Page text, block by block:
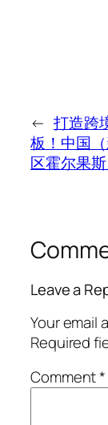
← 打造跨
板！中国
区霍尔果
Leave a
Your email
Required
Comment*